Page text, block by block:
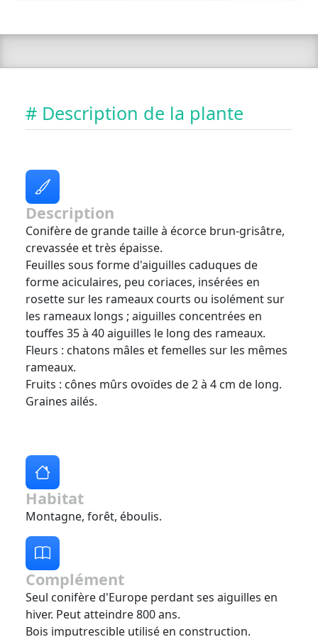
# Description de la plante
Description
Conifère de grande taille à écorce brun-grisâtre,
crevassée et très épaisse.
Feuilles sous forme d'aiguilles caduques de
forme aciculaires, peu coriaces, insérées en
rosette sur les rameaux courts ou isolément sur
les rameaux longs ; aiguilles concentrées en
touffes 35 à 40 aiguilles le long des rameaux.
Fleurs : chatons mâles et femelles sur les mêmes
rameaux.
Fruits : cônes mûrs ovoïdes de 2 à 4 cm de long.
Graines ailés.
Habitat
Montagne, forêt, éboulis.
Complément
Seul conifère d'Europe perdant ses aiguilles en
hiver. Peut atteindre 800 ans.
Bois imputrescible utilisé en construction.